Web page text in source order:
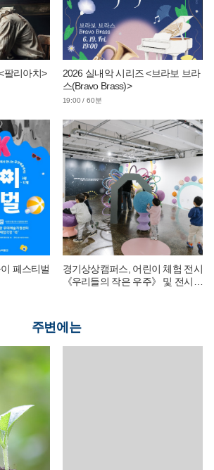
팔리아치>
2026 실내악 시리즈 <브라보 브라
스(Bravo Brass)>
19:00 / 60분
페스티벌
경기상상캠퍼스, 어린이 체험 전시
《우리들의 작은 우주》 및 전시
주변에는